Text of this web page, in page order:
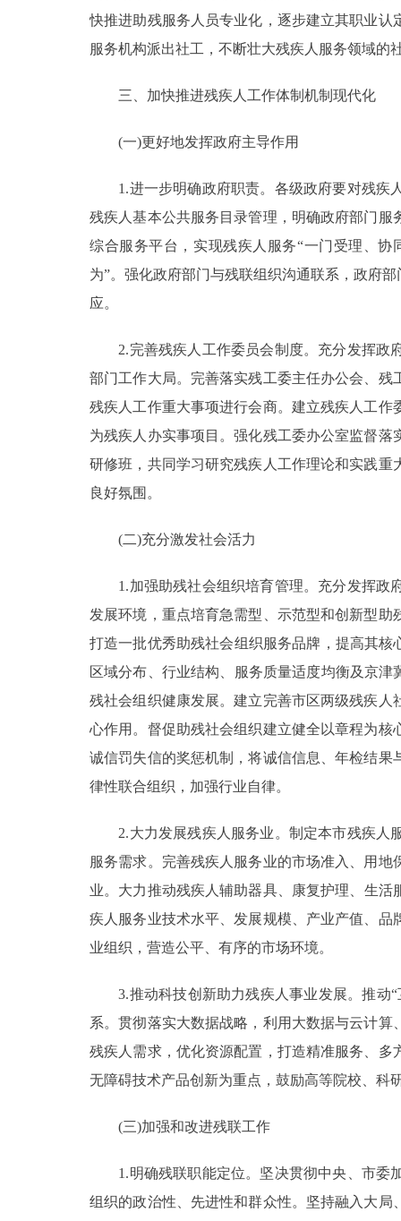
快推进助残服务人员专业化，逐步建立其职业
服务机构派出社工，不断壮大残疾人服务领域的
三、加快推进残疾人工作体制机制现代化
(一)更好地发挥政府主导作用
1.进一步明确政府职责。各级政府要对残疾人
残疾人基本公共服务目录管理，明确政府部门
综合服务平台，实现残疾人服务“一门受理、
为”。强化政府部门与残联组织沟通联系，政府
应。
2.完善残疾人工作委员会制度。充分发挥政府
部门工作大局。完善落实残工委主任办公会、
残疾人工作重大事项进行会商。建立残疾人工
为残疾人办实事项目。强化残工委办公室监督
研修班，共同学习研究残疾人工作理论和实践
良好氛围。
(二)充分激发社会活力
1.加强助残社会组织培育管理。充分发挥政府
发展环境，重点培育急需型、示范型和创新型
打造一批优秀助残社会组织服务品牌，提高其
区域分布、行业结构、服务质量适度均衡及京
残社会组织健康发展。建立完善市区两级残疾
心作用。督促助残社会组织建立健全以章程为
诚信罚失信的奖惩机制，将诚信信息、年检结
律性联合组织，加强行业自律。
2.大力发展残疾人服务业。制定本市残疾人服
服务需求。完善残疾人服务业的市场准入、用
业。大力推动残疾人辅助器具、康复护理、生
疾人服务业技术水平、发展规模、产业产值、
业组织，营造公平、有序的市场环境。
3.推动科技创新助力残疾人事业发展。推动“
系。贯彻落实大数据战略，利用大数据与云计
残疾人需求，优化资源配置，打造精准服务、
无障碍技术产品创新为重点，鼓励高等院校、科
(三)加强和改进残联工作
1.明确残联职能定位。坚决贯彻中央、市委加
组织的政治性、先进性和群众性。坚持融入大